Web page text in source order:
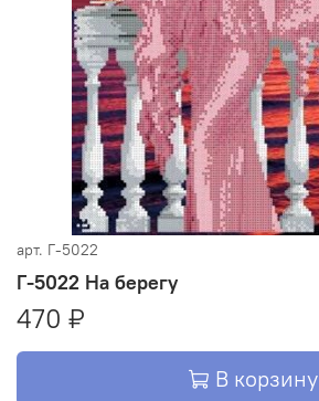
арт. Г-5022
Г-5022 На берегу
470 ₽
В корзину